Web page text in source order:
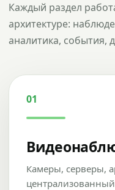
Каждый раздел
архитектуре:
аналитика, события,
01
Камеры, серверы,